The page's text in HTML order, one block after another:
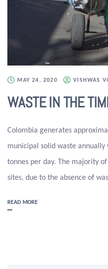
MAY 24, 2020 VISHWAS
WASTE IN THE
Colombia generates
municipal solid waste
tonnes per day. The majority
sites, due to the absence of
READ MORE